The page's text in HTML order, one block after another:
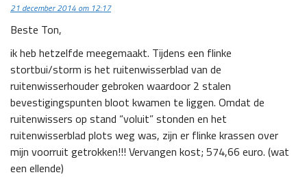
21 december 2014 om 12:17
Beste Ton,
ik heb hetzelfde meegemaakt. Tijdens een flinke
stortbui/storm is het ruitenwisserblad van de
ruitenwisserhouder gebroken waardoor 2 stalen
bevestigingspunten bloot kwamen te liggen. Omdat de
ruitenwissers op stand “voluit” stonden en het
ruitenwisserblad plots weg was, zijn er flinke krassen over
mijn voorruit getrokken!!! Vervangen kost; 574,66 euro. (wat
een ellende)